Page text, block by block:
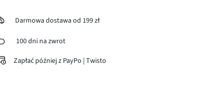
Darmowa dostawa od 199 zł
100 dni na zwrot
Zapłać później z PayPo | Twisto